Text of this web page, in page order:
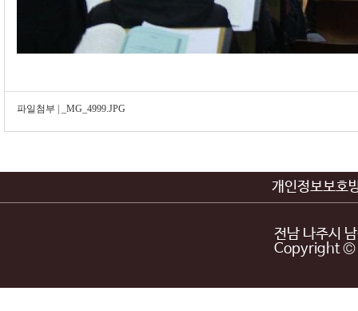
파일첨부 | _MG_4999.JPG
개인정보보호
전남 나주시
Copyright ©